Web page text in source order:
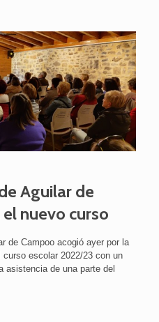
Aguilar de
nuevo curso
de Campoo acogió ayer por la
escolar 2022/23 con un
asistencia de una parte del